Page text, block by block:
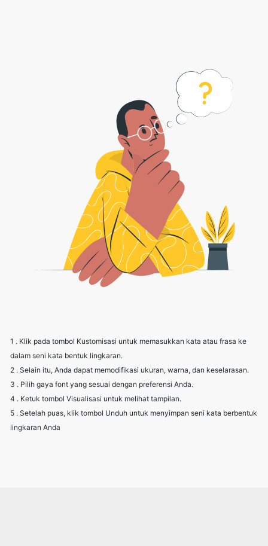
1 . Klik pada tombol Kustomisasi untuk memasukkan kata atau frasa ke
dalam seni kata bentuk lingkaran.
2 . Selain itu, Anda dapat memodifikasi ukuran, warna, dan keselarasan.
3 . Pilih gaya font yang sesuai dengan preferensi Anda.
4 . Ketuk tombol Visualisasi untuk melihat tampilan.
5 . Setelah puas, klik tombol Unduh untuk menyimpan seni kata berbentuk
lingkaran Anda